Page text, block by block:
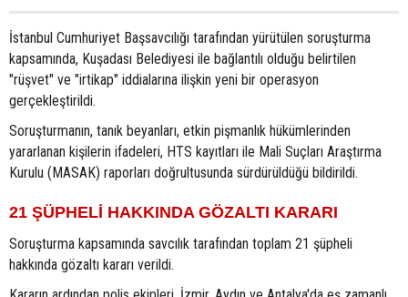
İstanbul Cumhuriyet Başsavcılığı tarafından yürütülen soruşturma
kapsamında, Kuşadası Belediyesi ile bağlantılı olduğu belirtilen
"rüşvet" ve "irtikap" iddialarına ilişkin yeni bir operasyon
gerçekleştirildi.
Soruşturmanın, tanık beyanları, etkin pişmanlık hükümlerinden
yararlanan kişilerin ifadeleri, HTS kayıtları ile Mali Suçları Araştırma
Kurulu (MASAK) raporları doğrultusunda sürdürüldüğü bildirildi.
21 ŞÜPHELİ HAKKINDA GÖZALTI KARARI
Soruşturma kapsamında savcılık tarafından toplam 21 şüpheli
hakkında gözaltı kararı verildi.